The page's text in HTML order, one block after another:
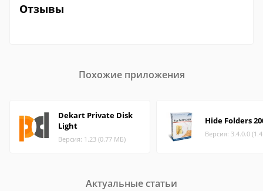
Отзывы
Похожие приложения
Dekart Private Disk
Light
Версия: 1.23 (0.77 МБ)
Hide Folders
Версия: 3.4.0.0
Актуальные статьи